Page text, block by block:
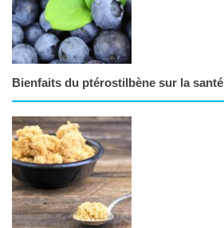
Bienfaits du ptérostilbène sur la santé